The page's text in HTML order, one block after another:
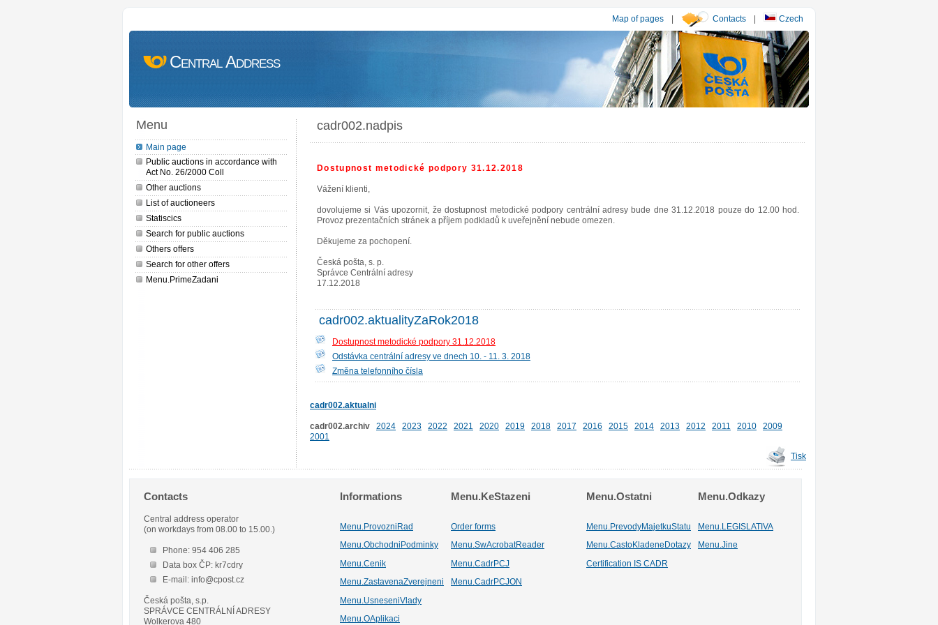
Map of pages | Contacts | Czech
Central Address
Menu
Main page
Public auctions in accordance with
Act No. 26/2000 Coll
Other auctions
List of auctioneers
Statiscics
Search for public auctions
Others offers
Search for other offers
Menu.PrimeZadani
cadr002.nadpis
Dostupnost metodické podpory 31.12.2018
Vážení klienti,
dovolujeme si Vás upozornit, že dostupnost metodické podpory centrální adresy bude dne 31.12.2018 pouze do 12.00 hod.
Provoz prezentačních stránek a příjem podkladů k uveřejnění nebude omezen.
Děkujeme za pochopení.
Česká pošta, s. p.
Správce Centrální adresy
17.12.2018
cadr002.aktualityZaRok2018
Dostupnost metodické podpory 31.12.2018
Odstávka centrální adresy ve dnech 10. - 11. 3. 2018
Změna telefonního čísla
cadr002.aktualni
cadr002.archiv 2024 2023 2022 2021 2020 2019 2018 2017 2016 2015 2014 2013 2012 2011 2010
2009
2001
Tisk
Contacts
Central address operator
(on workdays from 08.00 to 15.00.)
Phone: 954 406 285
Data box ČP: kr7cdry
E-mail: info@cpost.cz
Česká pošta, s.p.
SPRÁVCE CENTRÁLNÍ ADRESY
Wolkerova 480
Informations Menu.KeStazeni Menu.Ostatni Menu.Odkazy
Menu.ProvozniRad Order forms Menu.PrevodyMajetkuStatu
Menu.LEGISLATIVA
Menu.ObchodniPodminky
Menu.SwAcrobatReader Menu.CastoKladeneDotazy Menu.Jine
Menu.Cenik Menu.CadrPCJ
Certification IS CADR
Menu.ZastavenaZverejneni
Menu.CadrPCJON
Menu.UsneseniVlady
Menu.OAplikaci